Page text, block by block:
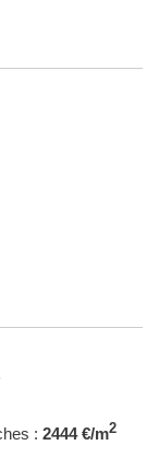
: 2444 €/m2